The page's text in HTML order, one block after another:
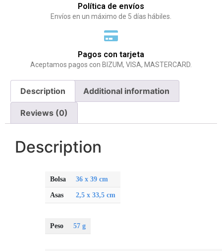
Política de envíos
Envíos en un máximo de 5 días hábiles.
Pagos con tarjeta
Aceptamos pagos con BIZUM, VISA, MASTERCARD.
Description Additional information
Reviews (0)
Description
Bolsa
36 x 39 cm
Asas
2,5 x 33,5 cm
Peso 57 g